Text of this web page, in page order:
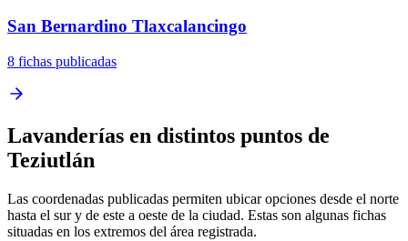
San Bernardino Tlaxcalancingo
8 fichas publicadas
Lavanderías en distintos puntos de
Teziutlán
Las coordenadas publicadas permiten ubicar opciones desde el norte
hasta el sur y de este a oeste de la ciudad. Estas son algunas fichas
situadas en los extremos del área registrada.